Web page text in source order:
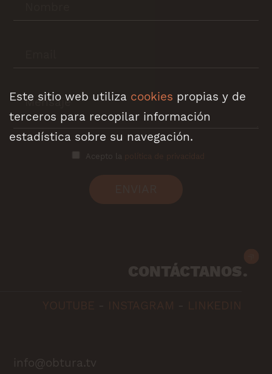
Acepto la
- -
CONTÁCTANOS
info@obtura.tv
Este sitio web utiliza cookies propias y de
terceros para recopilar información
estadística sobre su navegación.